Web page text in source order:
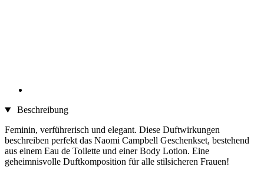
Beschreibung
Feminin, verführerisch und elegant. Diese Duftwirkungen
beschreiben perfekt das Naomi Campbell Geschenkset, bestehend
aus einem Eau de Toilette und einer Body Lotion. Eine
geheimnisvolle Duftkomposition für alle stilsicheren Frauen!